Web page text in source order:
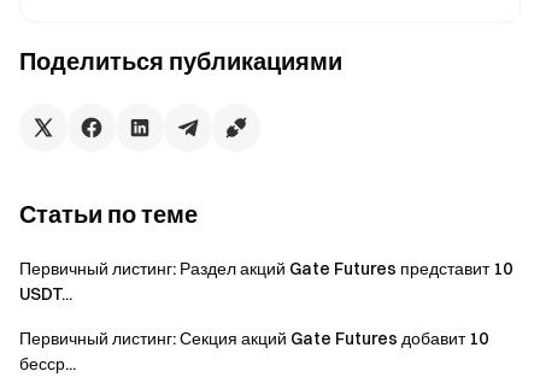
Начните действовать уже сейчас
приветственных наградах
Пригласите друзей
и заработайте до 40% их комиссий
Посетите официальный сайт Gate
Подпишитесь на нас в X (Twitter), чтобы получить
больше бонусов
чтобы обсуждать актуальные темы
Поделиться публикациями
Статьи по теме
Первичный листинг: Раздел акций Gate Futures представит 10
USDT...
Первичный листинг: Секция акций Gate Futures добавит 10
бесср...